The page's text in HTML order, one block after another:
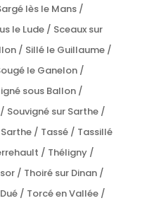
lès le Mans /
le Lude / Sceaux sur
/ Sillé le Guillaume /
le Ganelon /
sous Ballon /
Souvigné sur Sarthe /
/ Tassé / Tassillé
/ Théligny /
/ Thoiré sur Dinan /
/ Torcé en Vallée /